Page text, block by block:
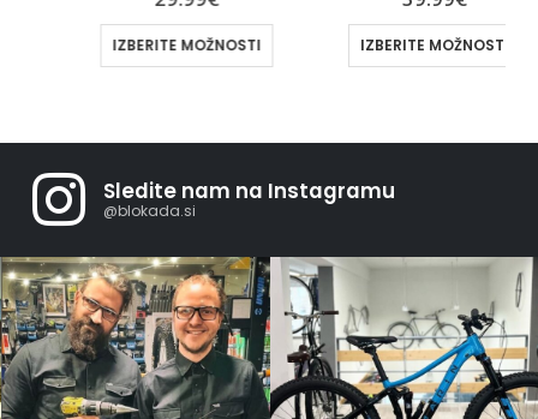
IZBERITE MOŽNOSTI IZBERITE MOŽNOSTI
Sledite nam na Instagramu
@blokada.si